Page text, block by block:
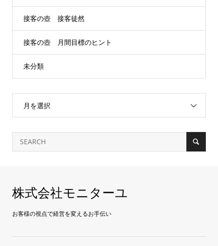
接客の壺 接客徒然
接客の壺 月間目標のヒント
未分類
月を選択
株式会社モニターユ
お客様の視点で経営を変えるお手伝い